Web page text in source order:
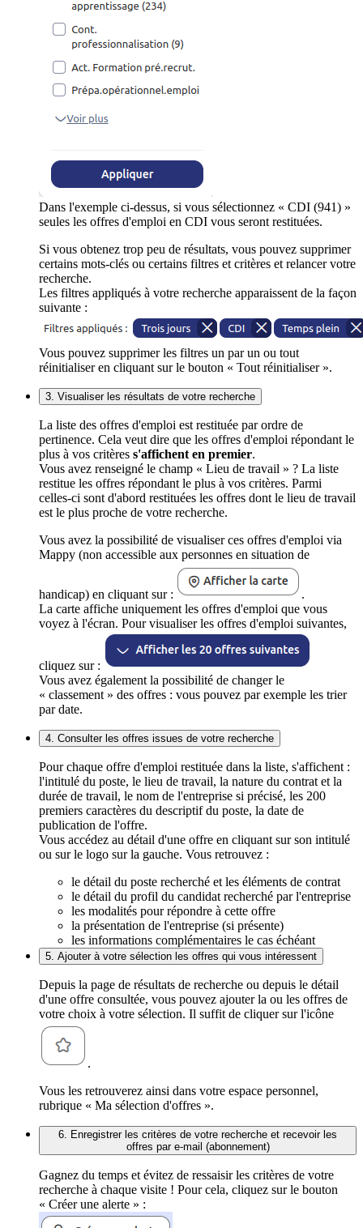
Dans l'exemple ci-dessus, si vous sélectionnez « CDI (941) »
seules les offres d'emploi en CDI vous seront restituées.
Si vous obtenez trop peu de résultats, vous pouvez supprimer
certains mots-clés ou certains filtres et critères et relancer votre
recherche.
Les filtres appliqués à votre recherche apparaissent de la façon
suivante :
Vous pouvez supprimer les filtres un par un ou tout
réinitialiser en cliquant sur le bouton « Tout réinitialiser ».
3. Visualiser les résultats de votre recherche
La liste des offres d'emploi est restituée par ordre de
pertinence. Cela veut dire que les offres d'emploi répondant le
plus à vos critères s'affichent en premier.
Vous avez renseigné le champ « Lieu de travail » ? La liste
restitue les offres répondant le plus à vos critères. Parmi
celles-ci sont d'abord restituées les offres dont le lieu de travail
est le plus proche de votre recherche.
Vous avez la possibilité de visualiser ces offres d'emploi via
Mappy (non accessible aux personnes en situation de
handicap) en cliquant sur :
.
La carte affiche uniquement les offres d'emploi que vous
voyez à l'écran. Pour visualiser les offres d'emploi suivantes,
cliquez sur :
Vous avez également la possibilité de changer le
« classement » des offres : vous pouvez par exemple les trier
par date.
4. Consulter les offres issues de votre recherche
Pour chaque offre d'emploi restituée dans la liste, s'affichent :
l'intitulé du poste, le lieu de travail, la nature du contrat et la
durée de travail, le nom de l'entreprise si précisé, les 200
premiers caractères du descriptif du poste, la date de
publication de l'offre.
Vous accédez au détail d'une offre en cliquant sur son intitulé
ou sur le logo sur la gauche. Vous retrouvez :
le détail du poste recherché et les éléments de contrat
le détail du profil du candidat recherché par l'entreprise
les modalités pour répondre à cette offre
la présentation de l'entreprise (si présente)
les informations complémentaires le cas échéant
5. Ajouter à votre sélection les offres qui vous intéressent
Depuis la page de résultats de recherche ou depuis le détail
d'une offre consultée, vous pouvez ajouter la ou les offres de
votre choix à votre sélection. Il suffit de cliquer sur l'icône
.
Vous les retrouverez ainsi dans votre espace personnel,
rubrique « Ma sélection d'offres ».
6. Enregistrer les critères de votre recherche et recevoir les
offres par e-mail (abonnement)
Gagnez du temps et évitez de ressaisir les critères de votre
recherche à chaque visite ! Pour cela, cliquez sur le bouton
« Créer une alerte » :